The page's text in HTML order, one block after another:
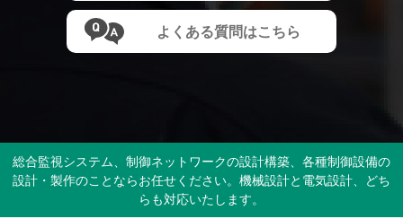
よくある質問はこちら
総合監視システム、制御ネットワークの設計構築、各種制御設備の
設計・製作のことならお任せください。機械設計と電気設計、どち
らも対応いたします。